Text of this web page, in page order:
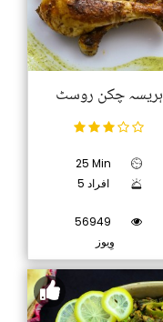
ہریسہ چکن روسٹ
25 Min
5 افراد
56949
وِیوز